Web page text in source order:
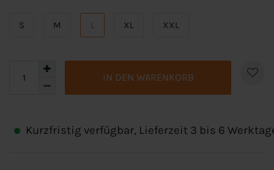
S M L XL XXL
IN DEN WARENKORB
Kurzfristig verfügbar, Lieferzeit 3 bis 6